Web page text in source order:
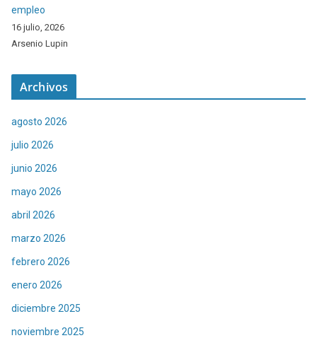
empleo
16 julio, 2026
Arsenio Lupin
Archivos
agosto 2026
julio 2026
junio 2026
mayo 2026
abril 2026
marzo 2026
febrero 2026
enero 2026
diciembre 2025
noviembre 2025